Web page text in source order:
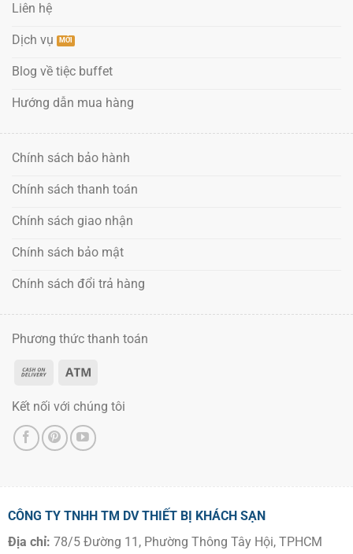
Liên hệ
Dịch vụ
Blog về tiệc buffet
Hướng dẫn mua hàng
Chính sách bảo hành
Chính sách thanh toán
Chính sách giao nhận
Chính sách bảo mật
Chính sách đổi trả hàng
Phương thức thanh toán
Kết nối với chúng tôi
CÔNG TY TNHH TM DV THIẾT BỊ KHÁCH SẠN
Địa chỉ: 78/5 Đường 11, Phường Thông Tây Hội, TPHCM